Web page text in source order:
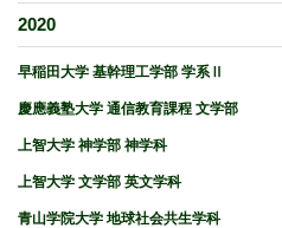
2020
早稲田大学 基幹理工学部 学系Ⅱ
慶應義塾大学 通信教育課程 文学部
上智大学 神学部 神学科
上智大学 文学部 英文学科
青山学院大学 地球社会共生学科